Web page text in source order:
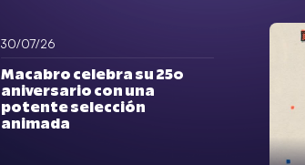
30/07/26
Macabro celebra su 25º
aniversario con una
potente selección
animada